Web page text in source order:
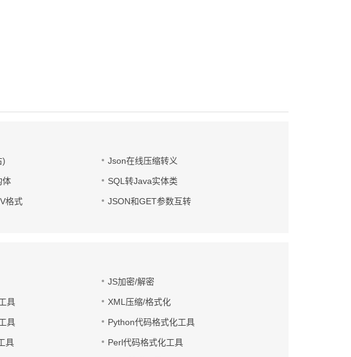
) Json在线压缩转义
体 SQL转Java实体类
格式 JSON和GET参数互转
JS加密/解密
具 XML压缩/格式化
具 Python代码格式化工具
具 Perl代码格式化工具